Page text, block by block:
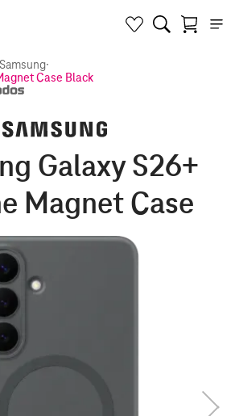
Samsung·
Case Black
Galaxy S26+
Magnet Case